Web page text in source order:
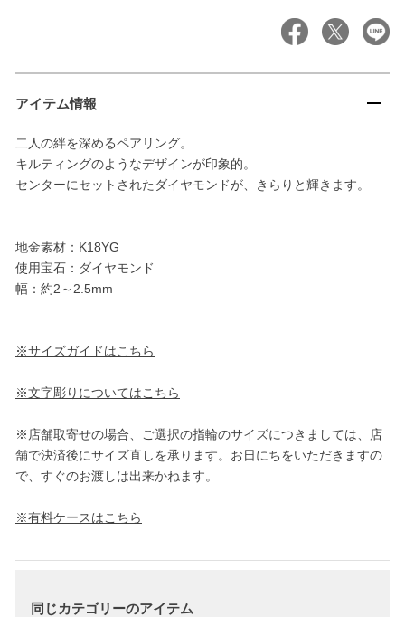
アイテム情報
二人の絆を深めるペアリング。
キルティングのようなデザインが印象的。
センターにセットされたダイヤモンドが、きらりと輝きます。
地金素材：K18YG
使用宝石：ダイヤモンド
幅：約2～2.5mm
※サイズガイドはこちら
※文字彫りについてはこちら
※店舗取寄せの場合、ご選択の指輪のサイズにつきましては、店
舗で決済後にサイズ直しを承ります。お日にちをいただきますの
で、すぐのお渡しは出来かねます。
※有料ケースはこちら
同じカテゴリーのアイテム